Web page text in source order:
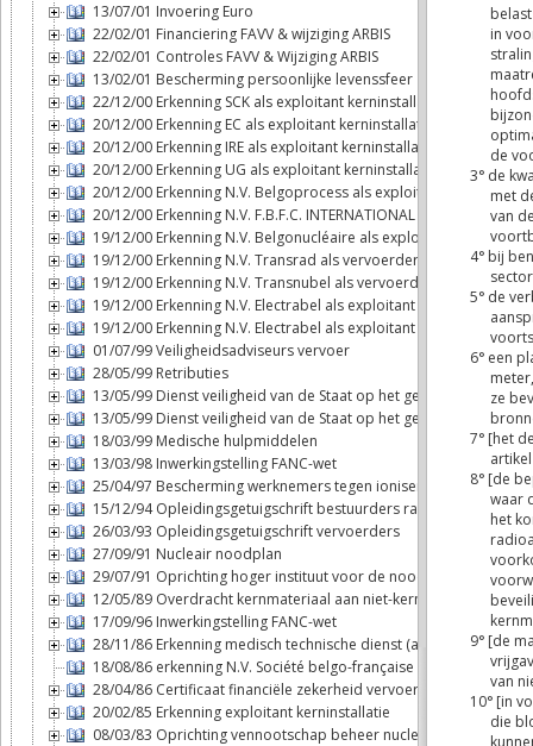
13/07/01 Invoering Euro
22/02/01 Financiering FAVV & wijziging ARBIS
22/02/01 Controles FAVV & Wijziging ARBIS
13/02/01 Bescherming persoonlijke levenssfeer
22/12/00 Erkenning SCK als exploitant kerninstallatie
20/12/00 Erkenning EC als exploitant kerninstallatie
20/12/00 Erkenning IRE als exploitant kerninstallatie
20/12/00 Erkenning UG als exploitant kerninstallatie
20/12/00 Erkenning N.V. Belgoprocess als exploitant
20/12/00 Erkenning N.V. F.B.F.C. INTERNATIONAL als exploitant
19/12/00 Erkenning N.V. Belgonucléaire als exploitant
19/12/00 Erkenning N.V. Transrad als vervoerder
19/12/00 Erkenning N.V. Transnubel als vervoerder
19/12/00 Erkenning N.V. Electrabel als exploitant kerninstallatie
19/12/00 Erkenning N.V. Electrabel als exploitant kerninstallatie
01/07/99 Veiligheidsadviseurs vervoer
28/05/99 Retributies
13/05/99 Dienst veiligheid van de Staat op het gebied van de
13/05/99 Dienst veiligheid van de Staat op het gebied van de
18/03/99 Medische hulpmiddelen
13/03/98 Inwerkingstelling FANC-wet
25/04/97 Bescherming werknemers tegen ioniserende stralingen
15/12/94 Opleidingsgetuigschrift bestuurders radioactieve
26/03/93 Opleidingsgetuigschrift vervoerders
27/09/91 Nucleair noodplan
29/07/91 Oprichting hoger instituut voor de noodplanning
12/05/89 Overdracht kernmateriaal aan niet-kernwapenstaten
17/09/96 Inwerkingstelling FANC-wet
28/11/86 Erkenning medisch technische dienst (art. 6bis, § 2,
18/08/86 erkenning N.V. Société belgo-française d'énergie
28/04/86 Certificaat financiële zekerheid vervoerders
20/02/85 Erkenning exploitant kerninstallatie
08/03/83 Oprichting vennootschap beheer nucleaire